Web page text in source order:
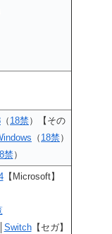
（ 18禁）【その
（ 18禁）
禁）
【Microsoft】
Switch【セガ】